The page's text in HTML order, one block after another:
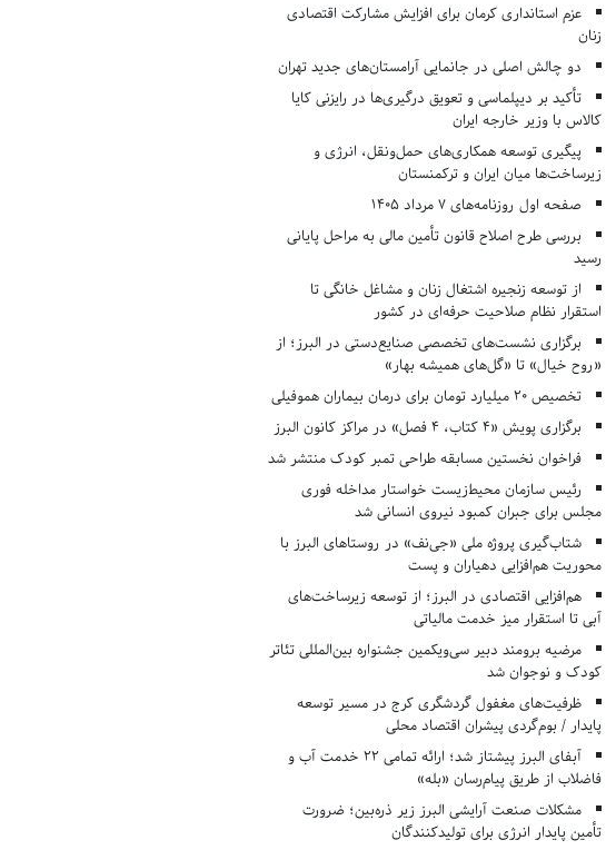
عزم استانداری کرمان برای افزایش مشارکت اقتصادی
زنان
دو چالش اصلی در جانمایی آرامستان‌های جدید تهران
تأکید بر دیپلماسی و تعویق درگیری‌ها در رایزنی کایا
کالاس با وزیر خارجه ایران
پیگیری توسعه همکاری‌های حمل‌ونقل، انرژی و
زیرساخت‌ها میان ایران و ترکمنستان
صفحه اول روزنامه‌های 7 مرداد 1405
بررسی طرح اصلاح قانون تأمین مالی به مراحل پایانی
رسید
از توسعه زنجیره اشتغال زنان و مشاغل خانگی تا
استقرار نظام صلاحیت حرفه‌ای در کشور
برگزاری نشست‌های تخصصی صنایع‌دستی در البرز؛ از
«روح خیال» تا «گل‌های همیشه بهار»
تخصیص ۲۰ میلیارد تومان برای درمان بیماران هموفیلی
برگزاری پویش «۴ کتاب، ۴ فصل» در مراکز کانون البرز
فراخوان نخستین مسابقه طراحی تمبر کودک منتشر شد
رئیس سازمان محیط‌زیست خواستار مداخله فوری
مجلس برای جبران کمبود نیروی انسانی شد
شتاب‌گیری پروژه ملی «جی‌نف» در روستاهای البرز با
محوریت هم‌افزایی دهیاران و پست
هم‌افزایی اقتصادی در البرز؛ از توسعه زیرساخت‌های
آبی تا استقرار میز خدمت مالیاتی
مرضیه برومند دبیر سی‌ویکمین جشنواره بین‌المللی تئاتر
کودک و نوجوان شد
ظرفیت‌های مغفول گردشگری کرج در مسیر توسعه
پایدار / بوم‌گردی پیشران اقتصاد محلی
آبفای البرز پیشتاز شد؛ ارائه تمامی ۲۲ خدمت آب و
فاضلاب از طریق پیام‌رسان «بله»
مشکلات صنعت آرایشی البرز زیر ذره‌بین؛ ضرورت
تأمین پایدار انرژی برای تولیدکنندگان